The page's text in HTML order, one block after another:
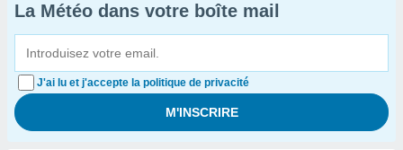
La Météo dans votre boîte mail
J'ai lu et j'accepte la politique de privacité